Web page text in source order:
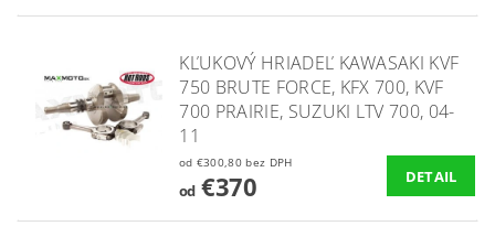
KĽUKOVÝ HRIADEĽ KAWASAKI KVF
750 BRUTE FORCE, KFX 700, KVF
700 PRAIRIE, SUZUKI LTV 700, 04-
11
od €300,80 bez DPH
od€370 DETAIL